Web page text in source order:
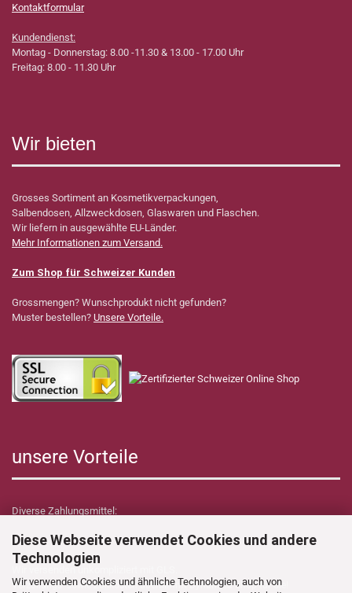
Diese Webseite verwendet Cookies und andere
Technologien
Wir verwenden Cookies und ähnliche Technologien, auch von
Kontaktformular
Kundendienst:
Montag - Donnerstag: 8.00 -11.30 & 13.00 - 17.00 Uhr
Freitag: 8.00 - 11.30 Uhr
Wir bieten
Grosses Sortiment an Kosmetikverpackungen,
Salbendosen, Allzweckdosen, Glaswaren und Flaschen.
Wir liefern in ausgewählte EU-Länder.
Mehr Informationen zum Versand.
Zum Shop für Schweizer Kunden
Grossmengen? Wunschprodukt nicht gefunden?
Muster bestellen? Unsere Vorteile.
unsere Vorteile
Diverse Zahlungsmittel:
Wir versenden unkompliziert mit GLS.
Verzollungs- sowie Zollkosten übernimmt Dynamica Shop für Sie!